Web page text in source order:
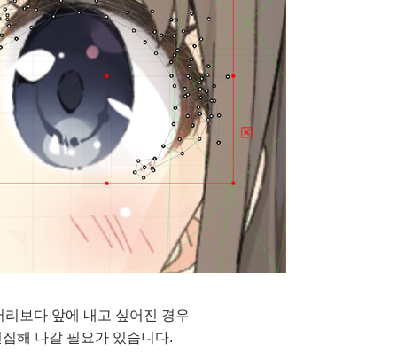
보다 앞에 내고 싶어진 경우
해 나갈 필요가 있습니다.